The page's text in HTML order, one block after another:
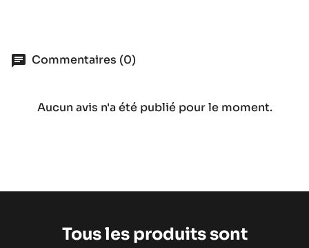
Commentaires (0)
Aucun avis n'a été publié pour le moment.
Tous les produits sont